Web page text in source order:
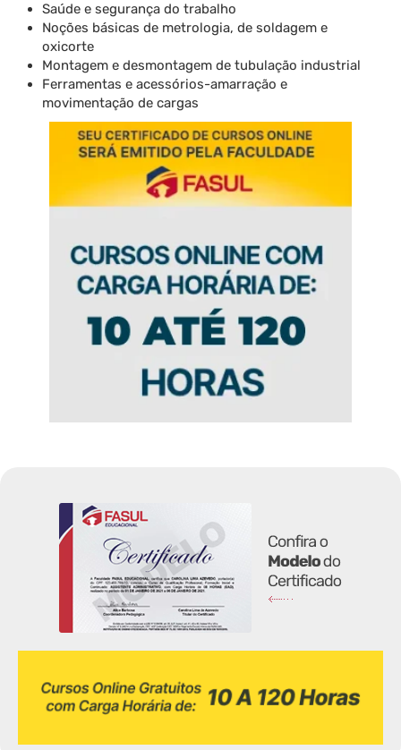
Saúde e segurança do trabalho
Noções básicas de metrologia, de soldagem e
oxicorte
Montagem e desmontagem de tubulação industrial
Ferramentas e acessórios-amarração e
movimentação de cargas